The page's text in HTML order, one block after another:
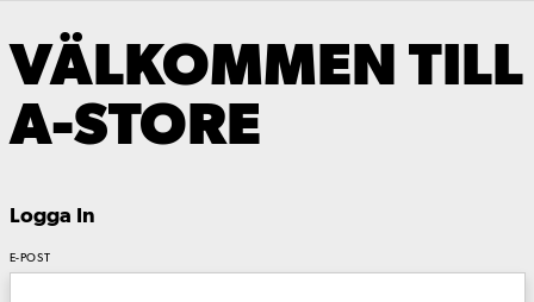
VÄLKOMMEN TILL
A-STORE
Logga In
E-POST